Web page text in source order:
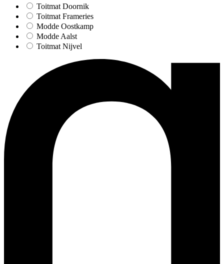
Toitmat Doornik
Toitmat Frameries
Modde Oostkamp
Modde Aalst
Toitmat Nijvel